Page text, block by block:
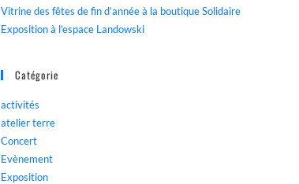
Vitrine des fêtes de fin d’année à la boutique Solidaire
Exposition à l’espace Landowski
Catégorie
activités
atelier terre
Concert
Evènement
Exposition